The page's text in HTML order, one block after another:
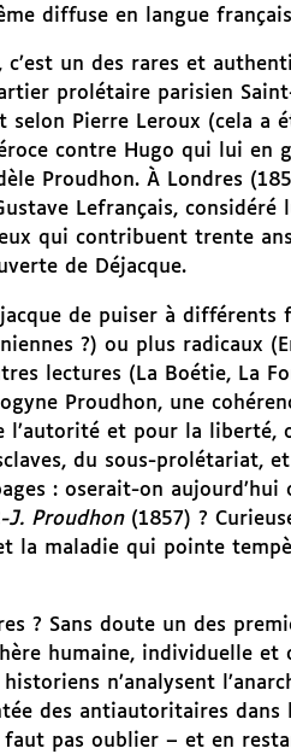
diffuse en langue
c’est un des rares et
prolétaire parisien
Pierre Leroux (cela a
contre Hugo qui lui en
Proudhon. À Londres
Lefrançais, considéré
qui contribuent trente
de Déjacque.
de puiser à
?) ou plus radicaux
lectures (La Boétie, La
Proudhon, une
l’autorité et pour la liberté,
du sous-prolétariat,
: oserait-on
J. Proudhon (1857) ?
la maladie qui pointe
? Sans doute un des
humaine, individuelle
n’analysent
des antiautoritaires dans
pas oublier – et en